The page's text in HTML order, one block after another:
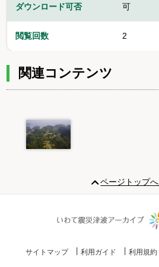
ダウンロード可否 可
閲覧回数 2
関連コンテンツ
1
ページトップ
サイトマップ 利用ガイド 利用規約